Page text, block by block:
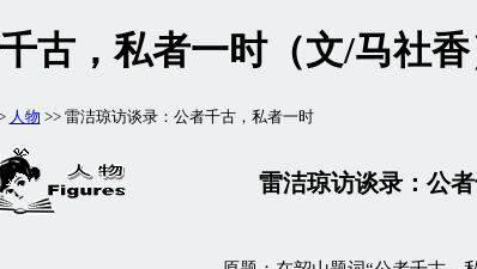
千古，私者一时（文/马
人物 >> 雷洁琼访谈录：公者千古，私者一时
雷洁琼访谈录：公